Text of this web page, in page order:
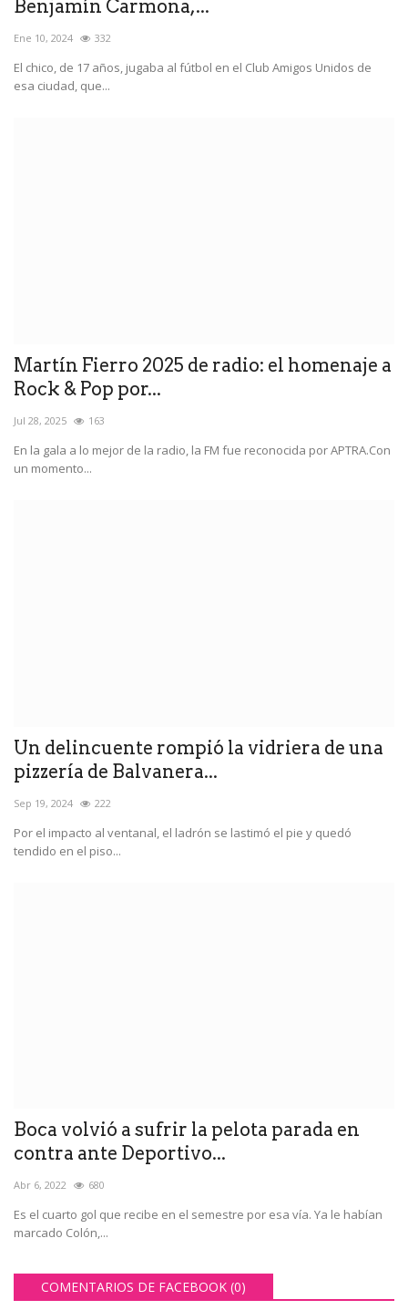
Benjamín Carmona,...
Ene 10, 2024 332
El chico, de 17 años, jugaba al fútbol en el Club Amigos Unidos de
esa ciudad, que...
Martín Fierro 2025 de radio: el homenaje a
Rock & Pop por...
Jul 28, 2025 163
En la gala a lo mejor de la radio, la FM fue reconocida por APTRA.Con
un momento...
Un delincuente rompió la vidriera de una
pizzería de Balvanera...
Sep 19, 2024 222
Por el impacto al ventanal, el ladrón se lastimó el pie y quedó
tendido en el piso...
Boca volvió a sufrir la pelota parada en
contra ante Deportivo...
Abr 6, 2022 680
Es el cuarto gol que recibe en el semestre por esa vía. Ya le habían
marcado Colón,...
COMENTARIOS DE FACEBOOK (0)